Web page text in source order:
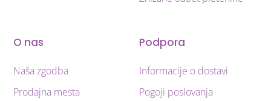
O nas
Naša zgodba
Prodajna mesta
Podpora
Informacije o dostavi
Pogoji poslovanja